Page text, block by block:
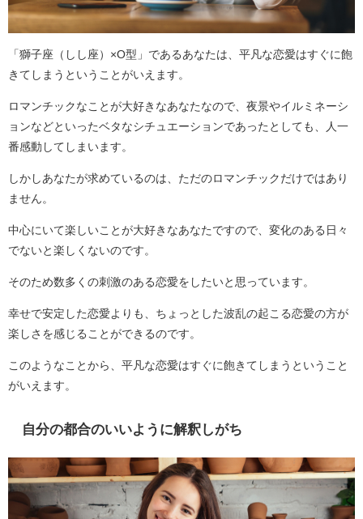
「獅子座（しし座）×O型」であるあなたは、平凡な恋愛はすぐに飽
きてしまうということがいえます。
ロマンチックなことが大好きなあなたなので、夜景やイルミネーシ
ョンなどといったベタなシチュエーションであったとしても、人一
番感動してしまいます。
しかしあなたが求めているのは、ただのロマンチックだけではあり
ません。
中心にいて楽しいことが大好きなあなたですので、変化のある日々
でないと楽しくないのです。
そのため数多くの刺激のある恋愛をしたいと思っています。
幸せで安定した恋愛よりも、ちょっとした波乱の起こる恋愛の方が
楽しさを感じることができるのです。
このようなことから、平凡な恋愛はすぐに飽きてしまうということ
がいえます。
自分の都合のいいように解釈しがち